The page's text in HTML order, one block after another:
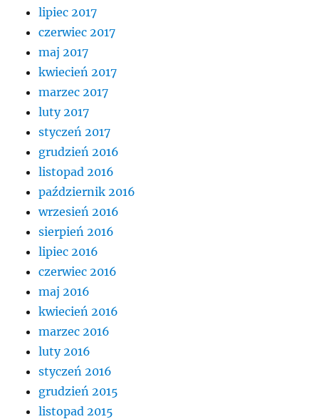
lipiec 2017
czerwiec 2017
maj 2017
kwiecień 2017
marzec 2017
luty 2017
styczeń 2017
grudzień 2016
listopad 2016
październik 2016
wrzesień 2016
sierpień 2016
lipiec 2016
czerwiec 2016
maj 2016
kwiecień 2016
marzec 2016
luty 2016
styczeń 2016
grudzień 2015
listopad 2015